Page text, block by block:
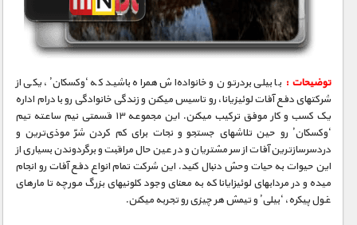
توضیحات : با بیلی بردرتون و خانواده‌اش همراه باشید که ‘وکسکان’، یکی از
شرکتهای دفع آفات لوئیزیانا، رو تاسیس میکنن و زندگی خانوادگی رو با درام اداره
یک کسب و کار موفق ترکیب میکنن. این مجموعه ۱۳ قسمتی نیم ساعته تیم
‘وکسکان’ رو حین تلاشهای جستجو و نجات برای کم کردن شرّ موذی‌ترین و
دردسرسازترین آفات از سر مشتریان و در عین حال مراقبت و برگردوندن بسیاری از
این حیوات به حیات وحش دنبال کنید. این شرکت تمام انواع دفع آفات رو انجام
میده و در مردابهای لوئیزایانا که به معنای وجود کلونیهای بزرگ مورچه تا مارهای
غول پیکره، ‘بیلی’ و تیمش هر چیزی رو تجربه میکنن.